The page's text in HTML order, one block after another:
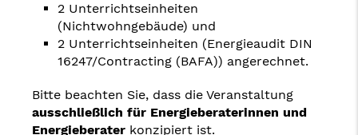
2 Unterrichtseinheiten
(Nichtwohngebäude) und
2 Unterrichtseinheiten (Energieaudit DIN
16247/Contracting (BAFA)) angerechnet.
Bitte beachten Sie, dass die Veranstaltung
ausschließlich für Energieberaterinnen und
Energieberater konzipiert ist.